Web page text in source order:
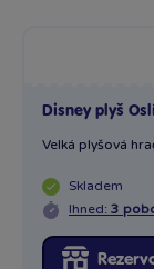
Disney plyš
Velká plyšová
Skladem
Ihned: 3